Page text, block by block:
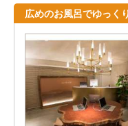
広めのお風呂でゆっく